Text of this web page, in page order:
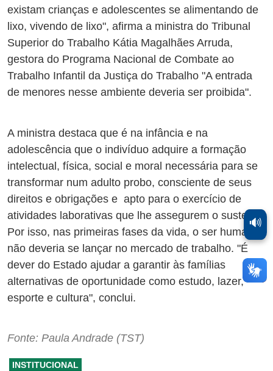
existam crianças e adolescentes se alimentando de
lixo, vivendo de lixo", afirma a ministra do Tribunal
Superior do Trabalho Kátia Magalhães Arruda,
gestora do Programa Nacional de Combate ao
Trabalho Infantil da Justiça do Trabalho "A entrada
de menores nesse ambiente deveria ser proibida".
A ministra destaca que é na infância e na
adolescência que o indivíduo adquire a formação
intelectual, física, social e moral necessária para se
transformar num adulto probo, consciente de seus
direitos e obrigações e apto para o exercício de
atividades laborativas que lhe assegurem o sustento.
Por isso, nas primeiras fases da vida, o ser humano
não deveria se lançar no mercado de trabalho. "É
dever do Estado ajudar a garantir às famílias
alternativas de oportunidade como estudo, lazer,
esporte e cultura", conclui.
Fonte: Paula Andrade (TST)
INSTITUCIONAL
🔊